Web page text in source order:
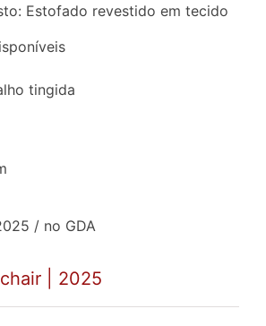
Estofado revestido em tecido
tingida
/ no GDA
| 2025